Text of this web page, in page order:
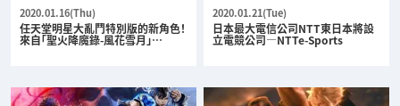
2020.01.16(Thu)
任天堂明星大亂鬥特別版的新角色！
來自「聖火降魔錄-風花雪月」…
2020.01.21(Tue)
日本最大電信公司NTT東日本將設
立電競公司—NTTe-Sports